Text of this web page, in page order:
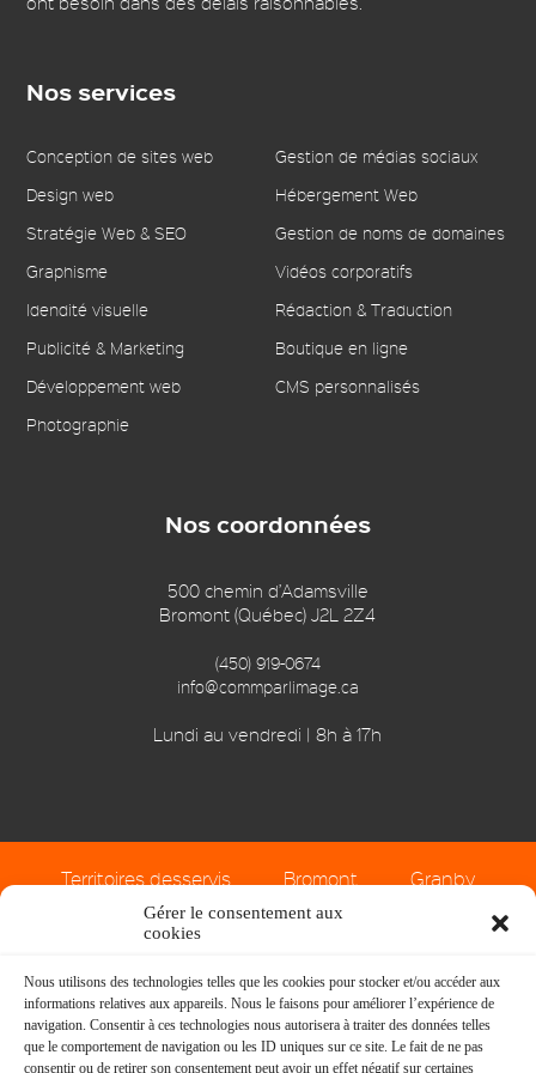
Gérer le consentement aux
cookies
Nous utilisons des technologies telles que les cookies pour stocker et/ou accéder aux
informations relatives aux appareils. Nous le faisons pour améliorer l’expérience de
navigation. Consentir à ces technologies nous autorisera à traiter des données telles
que le comportement de navigation ou les ID uniques sur ce site. Le fait de ne pas
consentir ou de retirer son consentement peut avoir un effet négatif sur certaines
Nos services
Conception de sites web
Design web
Stratégie Web & SEO
Graphisme
Idendité visuelle
Publicité & Marketing
Développement web
Photographie
Gestion de médias sociaux
Hébergement Web
Gestion de noms de domaines
Vidéos corporatifs
Rédaction & Traduction
Boutique en ligne
CMS personnalisés
Nos coordonnées
500 chemin d’Adamsville
Bromont (Québec) J2L 2Z4
(450) 919-0674
info@commparlimage.ca
Lundi au vendredi | 8h à 17h
Territoires desservis Bromont
Granby
Cowansville
Sherbrooke
Faire une demande de soumission en ligne >
Voir les dernières réalisations >